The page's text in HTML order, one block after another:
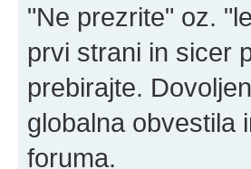
"Ne prezrite" oz.
prvi strani in sicer
prebirajte.
globalna obvestila
foruma.